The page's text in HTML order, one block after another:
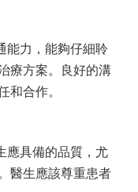
能力，能夠仔細聆
療方案。良好的溝
和合作。
應具備的品質，尤
醫生應該尊重患者